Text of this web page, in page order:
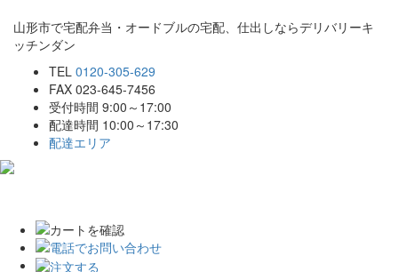
山形市で宅配弁当・オードブルの宅配、仕出しならデリバリーキ
ッチンダン
TEL 0120-305-629
FAX 023-645-7456
受付時間 9:00～17:00
配達時間 10:00～17:30
配達エリア